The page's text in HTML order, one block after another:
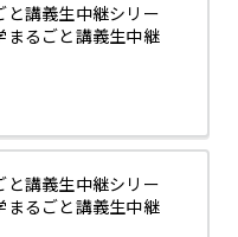
と講義生中継シリー
まるごと講義生中継
と講義生中継シリー
まるごと講義生中継